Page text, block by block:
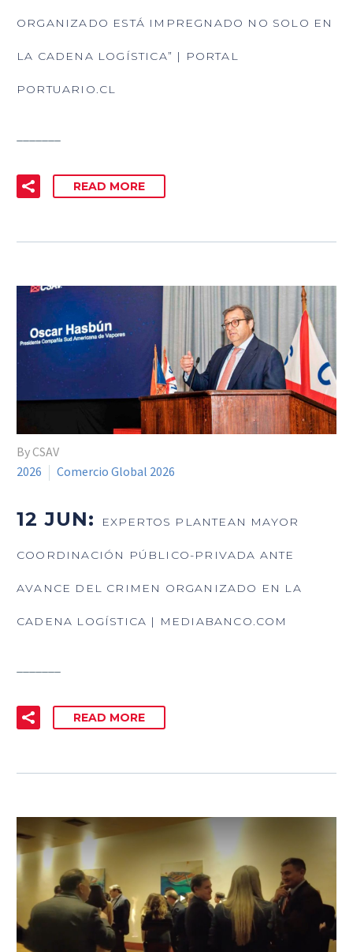
ORGANIZADO ESTÁ IMPREGNADO NO SOLO EN
LA CADENA LOGÍSTICA” | PORTAL
PORTUARIO.CL
READ MORE
By CSAV
2026
Comercio Global 2026
12 JUN: EXPERTOS PLANTEAN MAYOR
COORDINACIÓN PÚBLICO-PRIVADA ANTE
AVANCE DEL CRIMEN ORGANIZADO EN LA
CADENA LOGÍSTICA | MEDIABANCO.COM
READ MORE